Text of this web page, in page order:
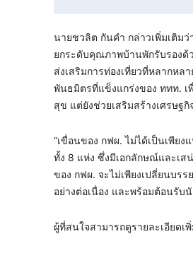
นายชวลิต กันคำ กล่าวเพิ่มเติม
ยกระดับคุณภาพบ้านพักรับรองด้
ส่งเสริมการท่องเที่ยวที่หลากหล
พันธมิตรที่แข็งแกร่งของ ททท.
สุข แต่ยังช่วยเสริมสร้างเศรษฐ
“เขื่อนของ กฟผ. ไม่ได้เป็นเพีย
ทั้ง 8 แห่ง ซึ่งมีเอกลักษณ์และเส
ของ กฟผ. จะไม่เพียงเปลี่ยนบร
อย่างต่อเนื่อง และพร้อมต้อนรั
ผู้ที่สนใจสามารถดูรายละเอียด